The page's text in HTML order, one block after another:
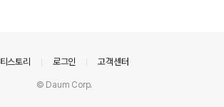
티스토리 로그인 고객센터
© Daum Corp.